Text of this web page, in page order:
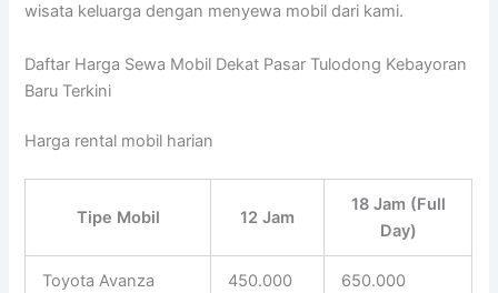
wisata keluarga dengan menyewa mobil dari kami.
Daftar Harga Sewa Mobil Dekat Pasar Tulodong Kebayoran
Baru Terkini
Harga rental mobil harian
Tipe Mobil 12 Jam
18 Jam (Full
Day)
Toyota Avanza 450.000 650.000